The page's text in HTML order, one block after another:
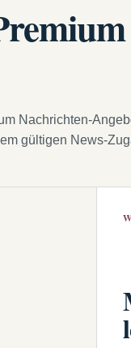
Nachrichten-
gültigen News-